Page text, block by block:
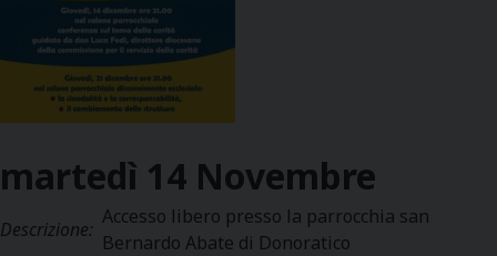
martedì 14 Novembre
Descrizione:
Accesso libero presso la parrocchia san
Bernardo Abate di Donoratico